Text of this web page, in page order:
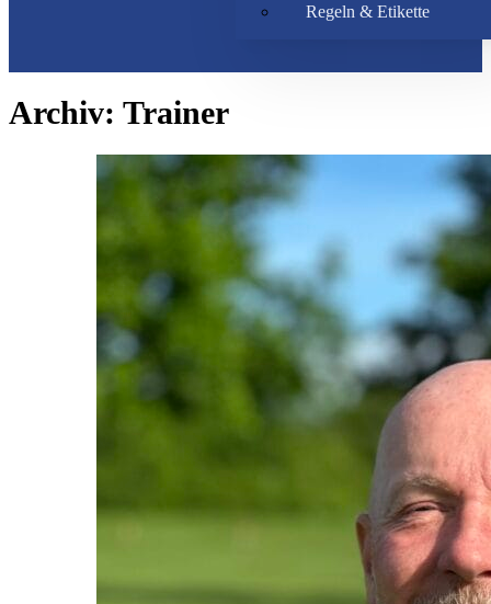
Regeln & Etikette
Archiv: Trainer